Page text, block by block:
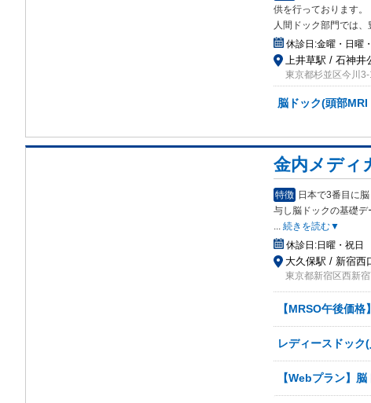
供を行っております。
人間ドック部門では
休診日:金曜・日曜
上井草駅 / 石神井
東京都杉並区今川
脳ドック(頭部
金内メディ
特徴 日本で3番目に
与し脳ドックの基礎
... 続きを読む▼
休診日:日曜・祝日
大久保駅 / 新宿西
東京都新宿区西新
【MRSO午後価
レディースドック
【Webプラン】